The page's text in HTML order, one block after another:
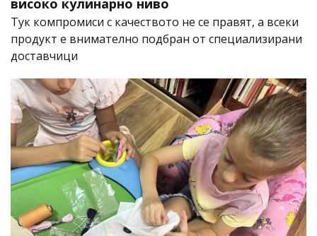
високо кулинарно ниво
Тук компромиси с качеството не се правят, а всеки
продукт е внимателно подбран от специализирани
доставчици